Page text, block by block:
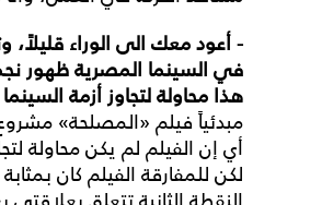
- أعود معك الى الوراء
في السينما المصرية ظهور
هذا محاولة لتجاوز أزمة
مبدئياً فيلم «المصلحة» مشروع
أي إن الفيلم لم يكن محاولة
لكن للمفارقة الفيلم كان